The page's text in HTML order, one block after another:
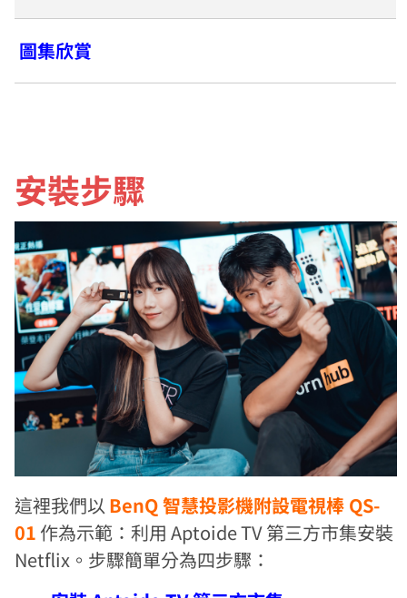
圖集欣賞
安裝步驟
這裡我們以 BenQ 智慧投影機附設電視棒 QS-
01 作為示範：利用 Aptoide TV 第三方市集安裝
Netflix。步驟簡單分為四步驟：